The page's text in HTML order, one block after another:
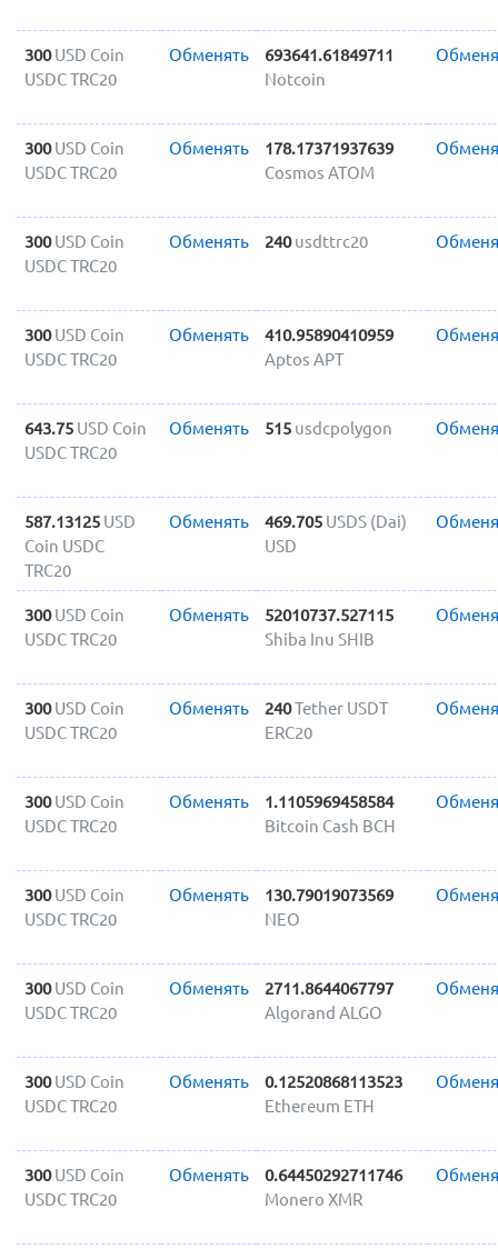
300 USD Coin
USDC TRC20
Обменять
693641.61849711
Notcoin
300 USD Coin
USDC TRC20
Обменять
178.17371937639
Cosmos ATOM
300 USD Coin
USDC TRC20
Обменять 240 usdttrc20
300 USD Coin
USDC TRC20
Обменять
410.95890410959
Aptos APT
643.75 USD Coin
USDC TRC20
Обменять 515 usdcpolygon
587.13125 USD
Coin USDC
TRC20
Обменять 469.705 USDS (Dai)
USD
300 USD Coin
USDC TRC20
Обменять
52010737.527115
Shiba Inu SHIB
300 USD Coin
USDC TRC20
Обменять 240Tether USDT
ERC20
300 USD Coin
USDC TRC20
Обменять
1.1105969458584
Bitcoin Cash BCH
300 USD Coin
USDC TRC20
Обменять
130.79019073569
NEO
300 USD Coin
USDC TRC20
Обменять
2711.8644067797
Algorand ALGO
300 USD Coin
USDC TRC20
Обменять
0.12520868113523
Ethereum ETH
300 USD Coin
USDC TRC20
Обменять
0.64450292711746
Monero XMR